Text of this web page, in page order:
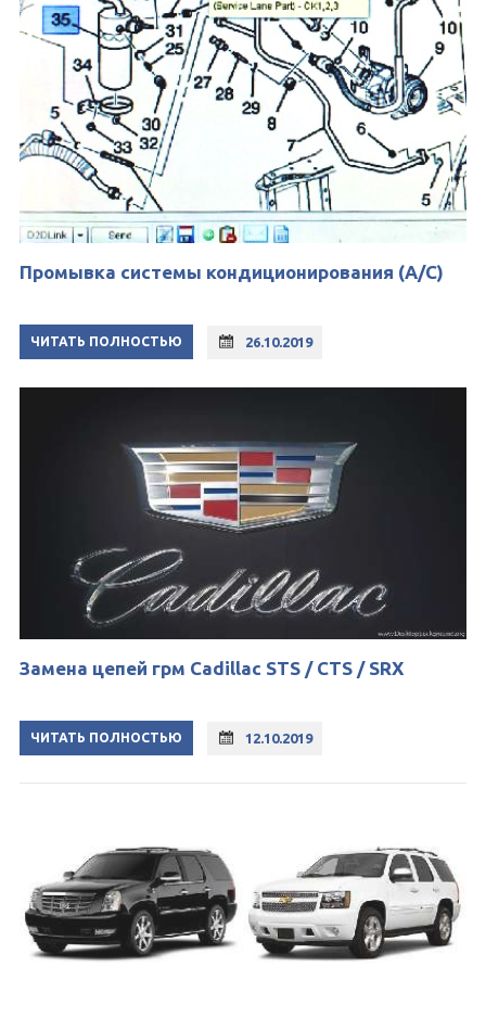
Промывка системы кондиционирования (A/C)
ЧИТАТЬ ПОЛНОСТЬЮ 26.10.2019
Замена цепей грм Cadillac STS / CTS / SRX
ЧИТАТЬ ПОЛНОСТЬЮ 12.10.2019